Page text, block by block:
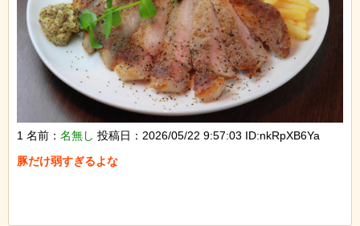
1 名前： 名無し 投稿日：2026/05/22 9:57:03 ID:nkRpXB6Ya
豚だけ弱すぎるよな